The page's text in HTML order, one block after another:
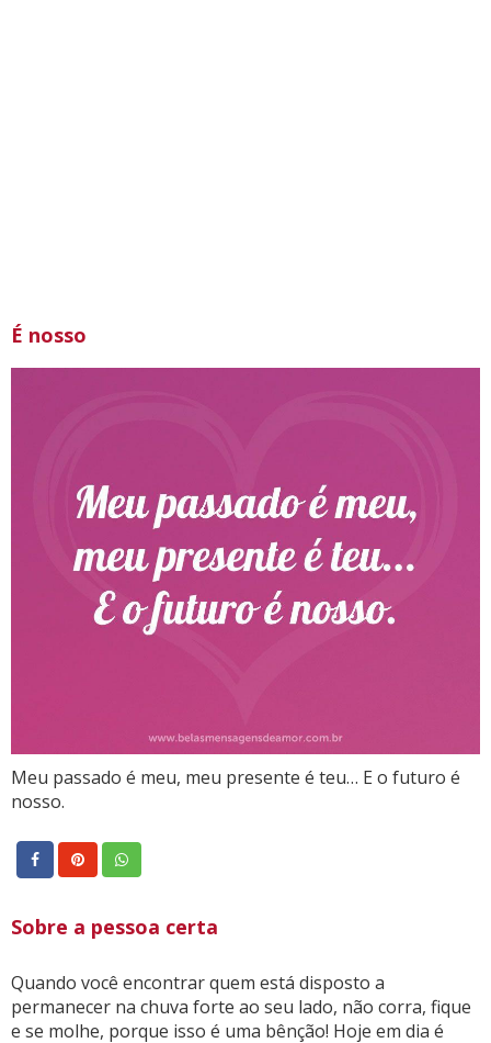
É nosso
Meu passado é meu, meu presente é teu… E o futuro é
nosso.
Sobre a pessoa certa
Quando você encontrar quem está disposto a
permanecer na chuva forte ao seu lado, não corra, fique
e se molhe, porque isso é uma bênção! Hoje em dia é